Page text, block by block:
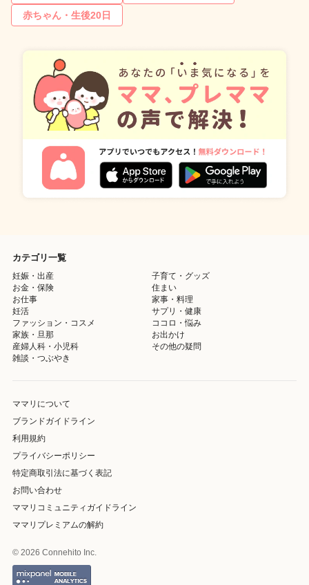
赤ちゃん・生後20日
カテゴリ一覧
妊娠・出産
子育て・グッズ
お金・保険
住まい
お仕事
家事・料理
妊活
サプリ・健康
ファッション・コスメ
ココロ・悩み
家族・旦那
お出かけ
産婦人科・小児科
その他の疑問
雑談・つぶやき
ママリについて
ブランドガイドライン
利用規約
プライバシーポリシー
特定商取引法に基づく表記
お問い合わせ
ママリコミュニティガイドライン
ママリプレミアムの解約
© 2026 Connehito Inc.